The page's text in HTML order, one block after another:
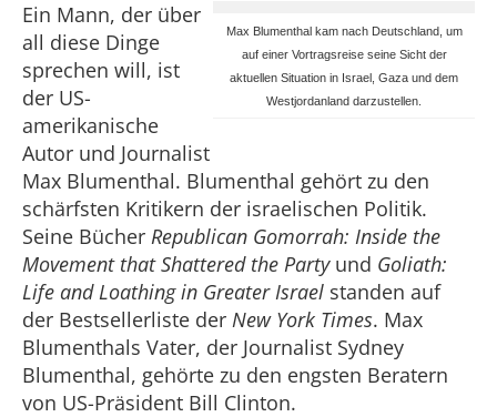
Max Blumenthal kam nach Deutschland, um
auf einer Vortragsreise seine Sicht der
aktuellen Situation in Israel, Gaza und dem
Westjordanland darzustellen.
Ein Mann, der über
all diese Dinge
sprechen will, ist
der US-
amerikanische
Autor und Journalist
Max Blumenthal. Blumenthal gehört zu den
schärfsten Kritikern der israelischen Politik.
Seine Bücher Republican Gomorrah: Inside the
Movement that Shattered the Partyund Goliath:
Life and Loathing in Greater Israel standen auf
der Bestsellerliste der New York Times. Max
Blumenthals Vater, der Journalist Sydney
Blumenthal, gehörte zu den engsten Beratern
von US-Präsident Bill Clinton.